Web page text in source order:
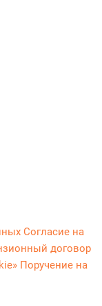
Согласие на
договор
Поручение на